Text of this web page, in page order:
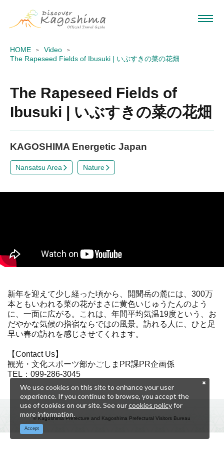
HOME
Video
The Rapeseed Fields of Ibusuki | いぶすきの菜の花畑
The Rapeseed Fields of
Ibusuki | いぶすきの菜の花畑
KAGOSHIMA Energetic Japan
Nansatsu Area Nature
新年を迎えて少し経った頃から、開聞岳の麓には、300万
本ともいわれる菜の花がまさに黄色いじゅうたんのよう
に、一面に広がる。これは、年間平均気温19度という、お
だやかな気候の指宿ならではの風景。訪れる人に、ひと足
早い春の訪れを感じさせてくれます。
【Contact Us】
観光・文化スポーツ部かごしまPR課PR企画係
TEL：099-286-3045
© Kagoshima Prefecture and Kagoshima Prefectural Visitors Bureau
We use cookies on this site to enhance your user
experience. If you continue to browse, you accept the
use of cookies on our site. See ourcookies policyfor
more information.
Accept